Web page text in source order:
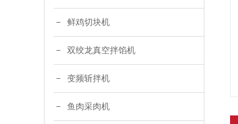
鲜鸡切块机
双绞龙真空拌馅机
变频斩拌机
鱼肉采肉机